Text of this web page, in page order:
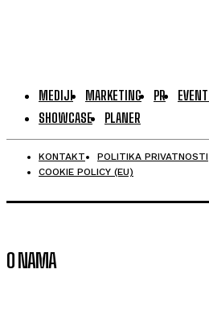
MEDIJI MARKETING PR
SHOWCASE
PLANER
KONTAKT POLITIKA PRIVATNOSTI
COOKIE POLICY (EU)
O NAMA